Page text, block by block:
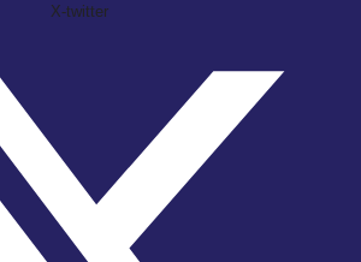
X-twitter